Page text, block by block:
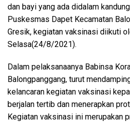
dan bayi yang ada didalam
Puskesmas Dapet Kecamatan
Gresik, kegiatan vaksinasi diikuti
Selasa(24/8/2021).
Dalam pelaksanaanya Babinsa
Balongpanggang, turut
kelancaran kegiatan vaksinasi
berjalan tertib dan menerapkan
Kegiatan vaksinasi ini merupakan